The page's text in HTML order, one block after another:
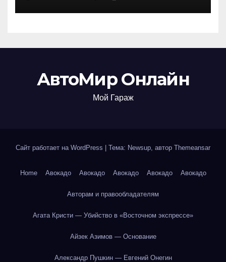
АвтоМир Онлайн
Мой Гараж
Сайт работает на WordPress Тема: Newsup, автор Themeansar
Home Авокадо Авокадо Авокадо Авокадо Авокадо
Авторам и правообладателям
Агата Кристи — Убийство в «Восточном экспрессе»
Айзек Азимов — Основание
Александр Пушкин — Евгений Онегин